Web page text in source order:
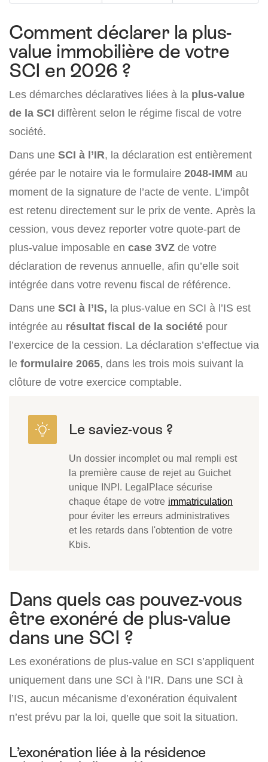
Comment déclarer la plus-
value immobilière de votre
SCI en 2026 ?
Les démarches déclaratives liées à la plus-value
de la SCI diffèrent selon le régime fiscal de votre
société.
Dans une SCI à l’IR, la déclaration est entièrement
gérée par le notaire via le formulaire 2048-IMM au
moment de la signature de l’acte de vente. L’impôt
est retenu directement sur le prix de vente. Après la
cession, vous devez reporter votre quote-part de
plus-value imposable en case 3VZ de votre
déclaration de revenus annuelle, afin qu’elle soit
intégrée dans votre revenu fiscal de référence.
Dans une SCI à l’IS, la plus-value en SCI à l’IS est
intégrée au résultat fiscal de la société pour
l’exercice de la cession. La déclaration s’effectue via
le formulaire 2065, dans les trois mois suivant la
clôture de votre exercice comptable.
Un dossier incomplet ou mal rempli est
la première cause de rejet au Guichet
unique INPI. LegalPlace sécurise
chaque étape de votre immatriculation
pour éviter les erreurs administratives
et les retards dans l'obtention de votre
Kbis.
Dans quels cas pouvez-vous
être exonéré de plus-value
dans une SCI ?
Les exonérations de plus-value en SCI s’appliquent
uniquement dans une SCI à l’IR. Dans une SCI à
l’IS, aucun mécanisme d’exonération équivalent
n’est prévu par la loi, quelle que soit la situation.
L’exonération liée à la résidence